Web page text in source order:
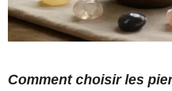
Comment choisir les